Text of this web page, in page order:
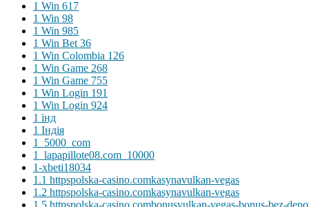
1 Win 617
1 Win 98
1 Win 985
1 Win Bet 36
1 Win Colombia 126
1 Win Game 268
1 Win Game 755
1 Win Login 191
1 Win Login 924
1 інд
1 Індія
1_5000_com
1_lapapillote08.com_10000
1-xbeti18034
1.1 httpspolska-casino.comkasynavulkan-vegas
1.2 httpspolska-casino.comkasynavulkan-vegas
1.5 httpspolska-casino.combonusvulkan-vegas-bonus-bez-